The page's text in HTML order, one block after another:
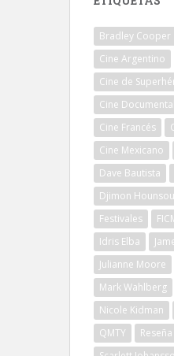
Bradley Cooper
Cine Argentino
Cine de
Cine Documental
Cine Francés
Cine Mexicano
Dave Bautista
Djimon Hounsou
Festivales
Idris Elba
Julianne Moore
Mark Wahlberg
Nicole Kidman
QMTY
Reseña